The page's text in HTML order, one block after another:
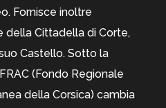
Fornisce inoltre
della Cittadella di Corte,
Castello. Sotto la
(Fondo Regionale
della Corsica) cambia